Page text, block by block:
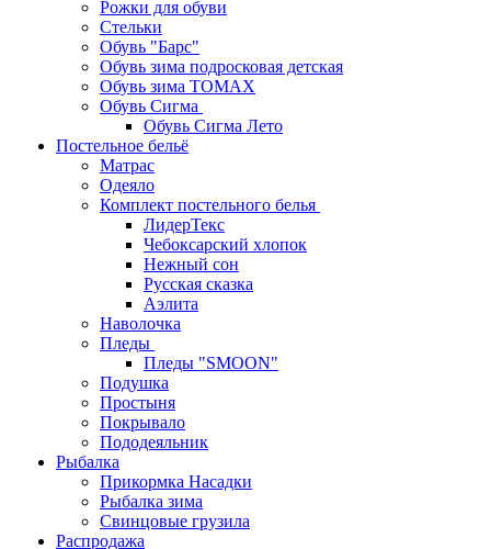
Рожки для обуви
Стельки
Обувь "Барс"
Обувь зима подросковая детская
Обувь зима ТОМАХ
Обувь Сигма
Обувь Сигма Лето
Постельное бельё
Матрас
Одеяло
Комплект постельного белья
ЛидерТекс
Чебоксарский хлопок
Нежный сон
Русская сказка
Аэлита
Наволочка
Пледы
Пледы "SMOON"
Подушка
Простыня
Покрывало
Пододеяльник
Рыбалка
Прикормка Насадки
Рыбалка зима
Свинцовые грузила
Распродажа